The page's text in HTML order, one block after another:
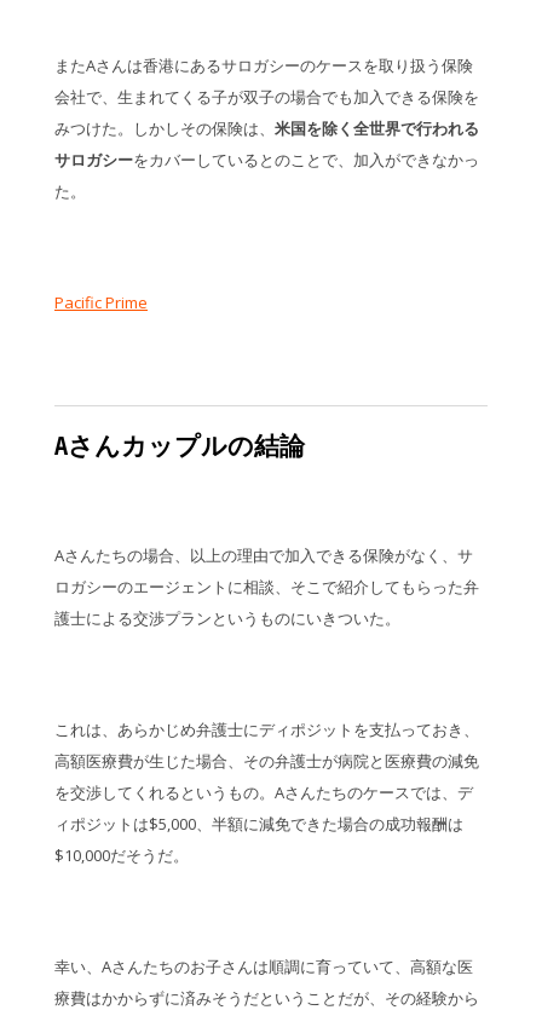
またAさんは香港にあるサロガシーのケースを取り扱う保険
会社で、生まれてくる子が双子の場合でも加入できる保険を
みつけた。しかしその保険は、 米国を除く全世界で行われる
サロガシーをカバーしているとのことで、加入ができなかっ
た。
Pacific Prime
Aさんカップルの結論
Aさんたちの場合、以上の理由で加入できる保険がなく、サ
ロガシーのエージェントに相談、そこで紹介してもらった弁
護士による交渉プランというものにいきついた。
これは、あらかじめ弁護士にディポジットを支払っておき、
高額医療費が生じた場合、その弁護士が病院と医療費の減免
を交渉してくれるというもの。Aさんたちのケースでは、デ
ィポジットは$5,000、半額に減免できた場合の成功報酬は
$10,000だそうだ。
幸い、Aさんたちのお子さんは順調に育っていて、高額な医
療費はかからずに済みそうだということだが、その経験から